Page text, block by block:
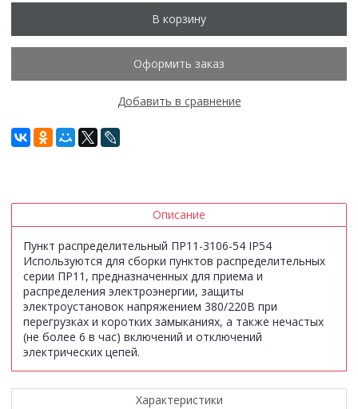
В корзину
Оформить заказ
Добавить в сравнение
Описание
Пункт распределительный ПР11-3106-54 IP54
Используются для сборки пунктов распределительных
серии ПР11, предназначенных для приема и
распределения электроэнергии, защиты
электроустановок напряжением 380/220В при
перегрузках и коротких замыканиях, а также нечастых
(не более 6 в час) включений и отключений
электрических цепей.
Характеристики